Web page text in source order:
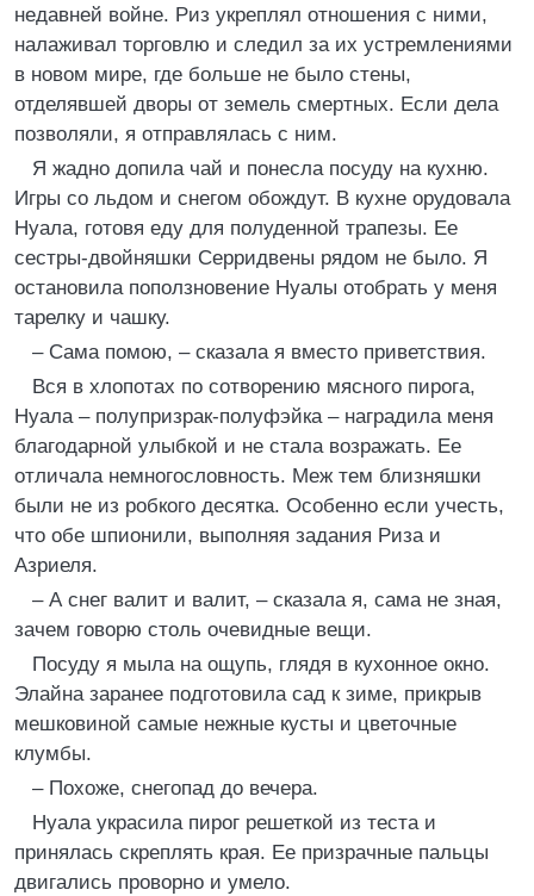
недавней войне. Риз укреплял отношения с ними,
налаживал торговлю и следил за их устремлениями
в новом мире, где больше не было стены,
отделявшей дворы от земель смертных. Если дела
позволяли, я отправлялась с ним.
Я жадно допила чай и понесла посуду на кухню.
Игры со льдом и снегом обождут. В кухне орудовала
Нуала, готовя еду для полуденной трапезы. Ее
сестры-двойняшки Серридвены рядом не было. Я
остановила поползновение Нуалы отобрать у меня
тарелку и чашку.
– Сама помою, – сказала я вместо приветствия.
Вся в хлопотах по сотворению мясного пирога,
Нуала – полупризрак-полуфэйка – наградила меня
благодарной улыбкой и не стала возражать. Ее
отличала немногословность. Меж тем близняшки
были не из робкого десятка. Особенно если учесть,
что обе шпионили, выполняя задания Риза и
Азриеля.
– А снег валит и валит, – сказала я, сама не зная,
зачем говорю столь очевидные вещи.
Посуду я мыла на ощупь, глядя в кухонное окно.
Элайна заранее подготовила сад к зиме, прикрыв
мешковиной самые нежные кусты и цветочные
клумбы.
– Похоже, снегопад до вечера.
Нуала украсила пирог решеткой из теста и
принялась скреплять края. Ее призрачные пальцы
двигались проворно и умело.